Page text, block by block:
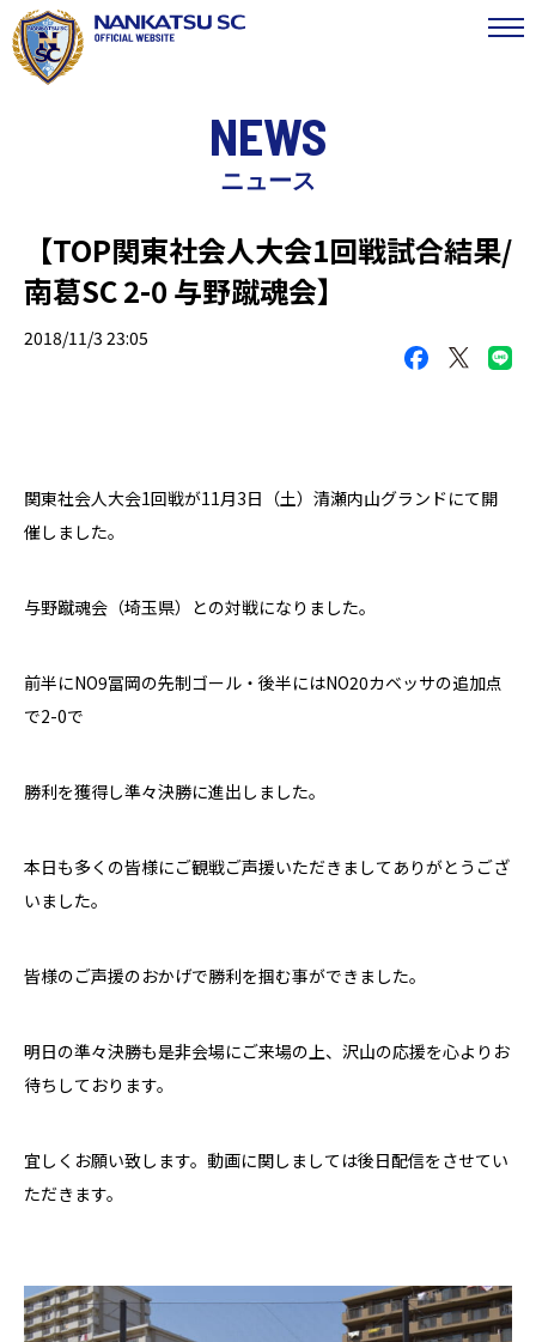
NEWS
ニュース
【TOP関東社会人大会1回戦試合結果/
南葛SC 2-0 与野蹴魂会】
2018/11/3 23:05
関東社会人大会1回戦が11月3日（土） 清瀬内山グランドにて開
催しました。
与野蹴魂会（埼玉県）との対戦になりました。
前半にNO9冨岡の先制ゴール・後半にはNO20カベッサの追加点
で2-0で
勝利を獲得し準々決勝に進出しました。
本日も多くの皆様にご観戦ご声援いただきましてありがとうござ
いました。
皆様のご声援のおかげで勝利を掴む事ができました。
明日の準々決勝も是非会場にご来場の上、沢山の応援を心よりお
待ちしております。
宜しくお願い致します。動画に関しましては後日配信をさせてい
ただきます。